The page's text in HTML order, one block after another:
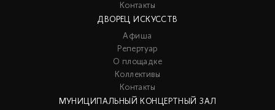
Контакты
ДВОРЕЦ ИСКУССТВ
Афиша
Репертуар
О площадке
Коллективы
Контакты
МУНИЦИПАЛЬНЫЙ КОНЦЕРТНЫЙ ЗАЛ